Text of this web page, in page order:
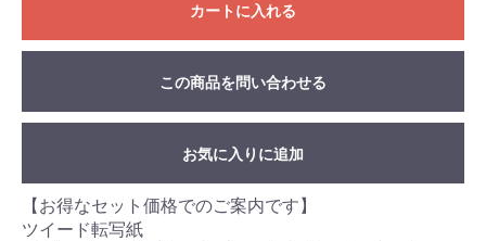
カートに入れる
この商品を問い合わせる
お気に入りに追加
【お得なセット価格でのご案内です】
ツイード転写紙